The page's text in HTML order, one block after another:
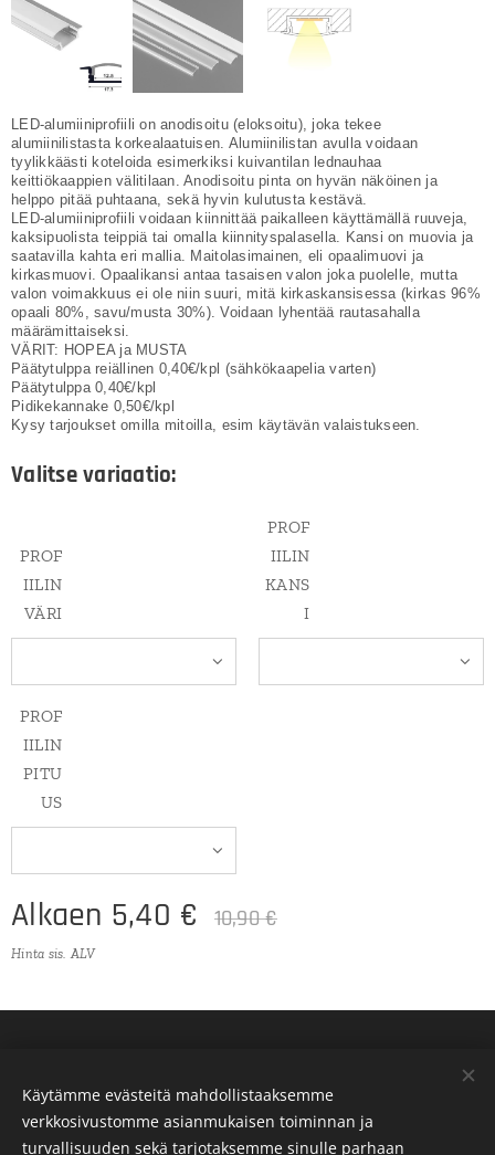
LED-alumiiniprofiili on anodisoitu (eloksoitu), joka tekee
alumiinilistasta korkealaatuisen. Alumiinilistan avulla voidaan
tyylikkäästi koteloida esimerkiksi kuivantilan lednauhaa
keittiökaappien välitilaan. Anodisoitu pinta on hyvän näköinen ja
helppo pitää puhtaana, sekä hyvin kulutusta kestävä.
LED-alumiiniprofiili voidaan kiinnittää paikalleen käyttämällä ruuveja,
kaksipuolista teippiä tai omalla kiinnityspalasella. Kansi on muovia ja
saatavilla kahta eri mallia. Maitolasimainen, eli opaalimuovi ja
kirkasmuovi. Opaalikansi antaa tasaisen valon joka puolelle, mutta
valon voimakkuus ei ole niin suuri, mitä kirkaskansisessa (kirkas 96%
opaali 80%, savu/musta 30%). Voidaan lyhentää rautasahalla
määrämittaiseksi.
VÄRIT: HOPEA ja MUSTA
Päätytulppa reiällinen 0,40€/kpl (sähkökaapelia varten)
Päätytulppa 0,40€/kpl
Pidikekannake 0,50€/kpl
Kysy tarjoukset omilla mitoilla, esim käytävän valaistukseen.
Valitse variaatio:
PROF
IILIN
VÄRI
PROF
IILIN
KANS
I
PROF
IILIN
PITU
US
Alkaen 5,40 € 10,90€
Hinta sis. ALV
Käytämme evästeitä mahdollistaaksemme
verkkosivustomme asianmukaisen toiminnan ja
turvallisuuden sekä tarjotaksemme sinulle parhaan